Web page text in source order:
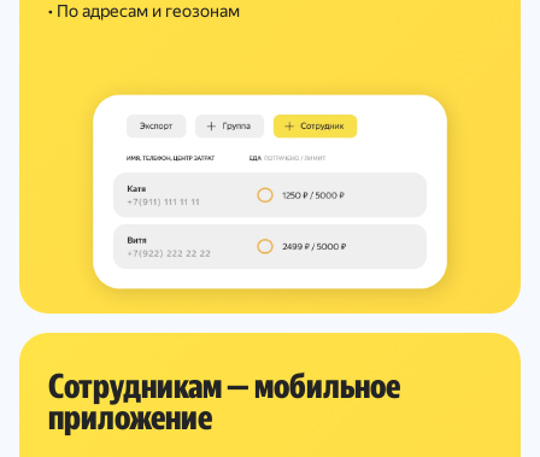
• По адресам и геозонам
Сотрудникам — мобильное
приложение